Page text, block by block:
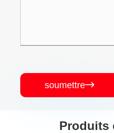
soumettre
Produits